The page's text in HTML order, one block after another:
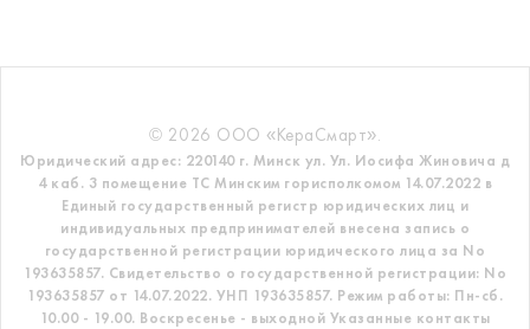
© 2026 ООО «КераСмарт».
Юридический адрес: 220140 г. Минск ул. Ул. Иосифа Жиновича д
4 каб. 3 помещение ТС Минским горисполкомом 14.07.2022 в
Единый государственный регистр юридических лиц и
индивидуальных предпринимателей внесена запись о
государственной регистрации юридического лица за No
193635857. Свидетельство о государственной регистрации: No
193635857 от 14.07.2022. УНП 193635857. Режим работы: Пн-сб.
10.00 - 19.00. Воскресенье - выходной Указанные контакты